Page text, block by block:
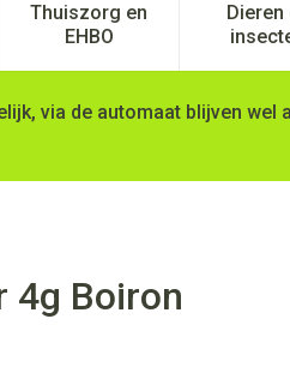
categorie
voor Natuur geneeskunde
Thuiszorg en
EHBOToon submenu voor
Dieren
via de automaat blijven wel
4g Boiron